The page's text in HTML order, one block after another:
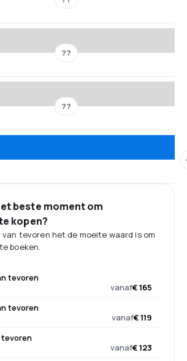
??
??
beste moment om
kopen?
van tevoren het de moeite waard is om
boeken.
tevoren
vanaf€ 165
tevoren
vanaf€ 119
tevoren
vanaf€ 123